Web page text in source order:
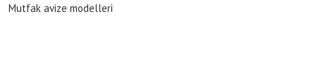
Mutfak avize modelleri